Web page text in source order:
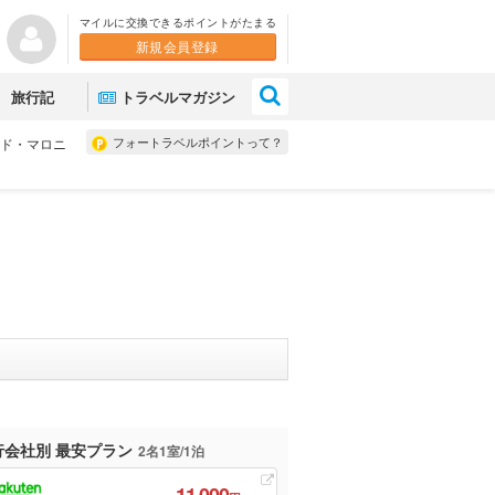
マイルに交換できるポイントがたまる
新規会員登録
旅行記 トラベルマガジン
フォートラベルポイントって？
・マロニ
会社別 最安プラン 2名1室/1泊